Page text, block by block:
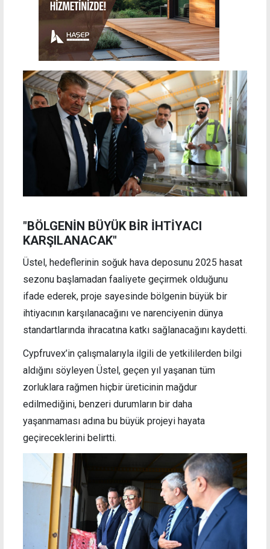
"BÖLGENİN BÜYÜK BİR İHTİYACI
KARŞILANACAK"
Üstel, hedeflerinin soğuk hava deposunu 2025 hasat
sezonu başlamadan faaliyete geçirmek olduğunu
ifade ederek, proje sayesinde bölgenin büyük bir
ihtiyacının karşılanacağını ve narenciyenin dünya
standartlarında ihracatına katkı sağlanacağını kaydetti.
Cypfruvex’in çalışmalarıyla ilgili de yetkililerden bilgi
aldığını söyleyen Üstel, geçen yıl yaşanan tüm
zorluklara rağmen hiçbir üreticinin mağdur
edilmediğini, benzeri durumların bir daha
yaşanmaması adına bu büyük projeyi hayata
geçireceklerini belirtti.